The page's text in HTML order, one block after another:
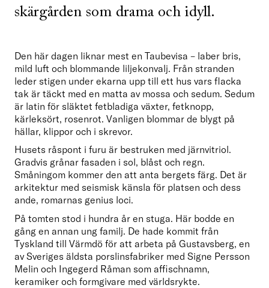
skärgården som drama och idyll.
Den här dagen liknar mest en Taubevisa – laber bris,
mild luft och blommande liljekonvalj. Från stranden
leder stigen under ekarna upp till ett hus vars flacka
tak är täckt med en matta av mossa och sedum. Sedum
är latin för släktet fetbladiga växter, fetknopp,
kärleksört, rosenrot. Vanligen blommar de blygt på
hällar, klippor och i skrevor.
Husets råspont i furu är bestruken med järnvitriol.
Gradvis grånar fasaden i sol, blåst och regn.
Småningom kommer den att anta bergets färg. Det är
arkitektur med seismisk känsla för platsen och dess
ande, romarnas genius loci.
På tomten stod i hundra år en stuga. Här bodde en
gång en annan ung familj. De hade kommit från
Tyskland till Värmdö för att arbeta på Gustavsberg, en
av Sveriges äldsta porslinsfabriker med Signe Persson
Melin och Ingegerd Råman som affischnamn,
keramiker och formgivare med världsrykte.